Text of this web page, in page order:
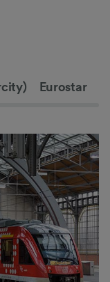
Eurostar